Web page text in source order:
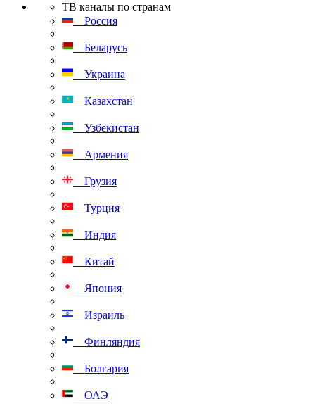
ТВ каналы по странам
Россия
Беларусь
Украина
Казахстан
Узбекистан
Армения
Грузия
Турция
Индия
Китай
Япония
Израиль
Финляндия
Болгария
ОАЭ